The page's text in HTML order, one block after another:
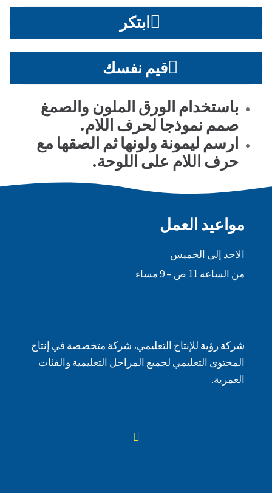
ابتكر
قيم نفسك
باستخدام الورق الملون والصمغ
صمم نموذجا لحرف اللام.
ارسم ليمونة ولونها ثم الصقها مع
حرف اللام على اللوحة.
مواعيد العمل
الاحد إلى الخميس
من الساعة 11 ص – 9 مساء
شركة رؤية للإنتاج التعليمي، شركة متخصصة في إنتاج
المحتوى التعليمي لجميع المراحل التعليمية والفئات
العمرية.